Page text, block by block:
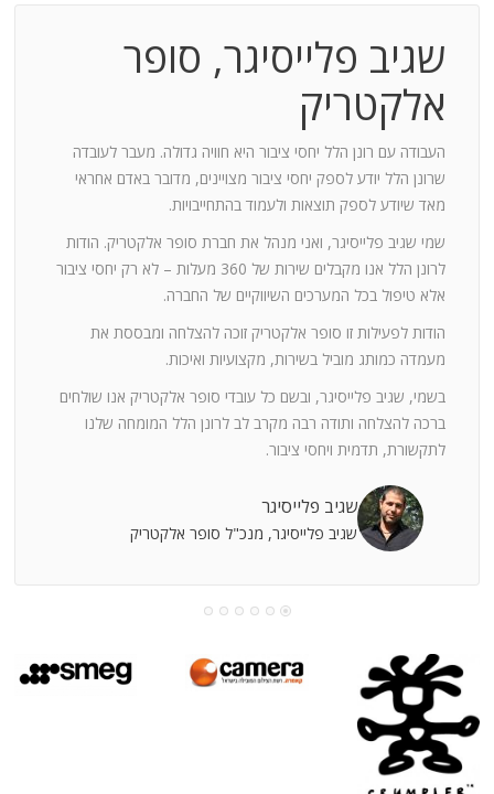
שגיב פלייסיגר, סופר
אלקטריק
העבודה עם רונן הלל יחסי ציבור היא חוויה גדולה. מעבר לעובדה
שרונן הלל יודע לספק יחסי ציבור מצויינים, מדובר באדם אחראי
מאד שיודע לספק תוצאות ולעמוד בהתחייבויות.
שמי שגיב פלייסיגר, ואני מנהל את חברת סופר אלקטריק. הודות
לרונן הלל אנו מקבלים שירות של 360 מעלות – לא רק יחסי ציבור
אלא טיפול בכל המערכים השיווקיים של החברה.
הודות לפעילות זו סופר אלקטריק זוכה להצלחה ומבססת את
מעמדה כמותג מוביל בשירות, מקצועיות ואיכות.
בשמי, שגיב פלייסיגר, ובשם כל עובדי סופר אלקטריק אנו שולחים
ברכה להצלחה ותודה רבה מקרב לב לרונן הלל המומחה שלנו
לתקשורת, תדמית ויחסי ציבור.
שגיב פלייסיגר
שגיב פלייסיגר, מנכ"ל סופר אלקטריק